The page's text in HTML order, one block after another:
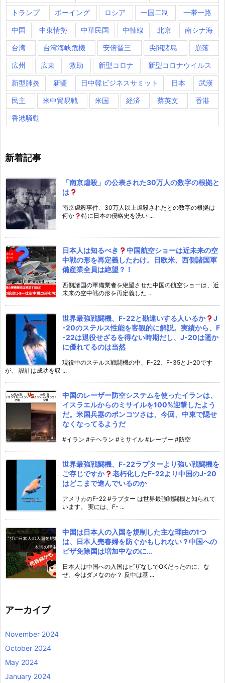
トランプ ボーイング ロシア 一国二制 一帯一路
中国 中東情勢 中華民国 中軸線 北京 南シナ海
台湾 台湾海峡危機 安倍晋三 尖閣諸島 崩落
広州 広東 救助 新型コロナ 新型コロナウイルス
新型肺炎 新疆 日中韓ビジネスサミット 日本 武漢
民主 米中貿易戦 米国 経済 蔡英文 香港
香港騒動
新着記事
「南京虐殺」の公表された30万人の数字の根拠と
は
南京虐殺事件、30万人以上虐殺されたとの数字の根拠は
何か
特に日本の侵略史を洗い ...
日本人は知るべき
中国航空ショーは近未来の空
中戦の形を再定義したわけ。日欧米、西側諸国軍
備産業全員は絶望？！
西側諸国の軍備業者を絶望させた中国の航空ショーは、近
未来の空中戦の形を再定義した ...
世界最強戦闘機、F-22と勘違いする人いるか
J
-20のステルス性能を客観的に解説。実績から、F
-22は退役せざるを得ない時期だし、J-20は遥か
に優れてるのは当然
現役中のステルス戦闘機の中、F-22、F-35とJ-20です
が、 設計は成功を収 ...
中国のレーザー防空システムを使ったイランは、
イスラエルからのミサイルを100%迎撃したよう
だ。米国兵器のポンコツさは、今回、中東で隠せ
なくなってるようだ
#イラン #テヘラン #ミサイル #レーザー #防空
世界最強戦闘機、F-22ラプターより強い戦闘機を
ご存じですか
老朽化したF-22より中国のJ-20
はどこまで進んでいるのか
アメリカのF-22 #ラプター は世界最強戦闘機と知られて
います。 実には、F- ...
中国は日本人の入国を規制した主な理由の1つ
は、日本人売春婦を防ぐかもしれない？中国への
ビザ免除国は増加中なのに…
日本人は中国への入国はビザなしでOKだったのに、な
ぜ、今はダメなのか？ 反中は基 ...
アーカイブ
November 2024
October 2024
May 2024
January 2024